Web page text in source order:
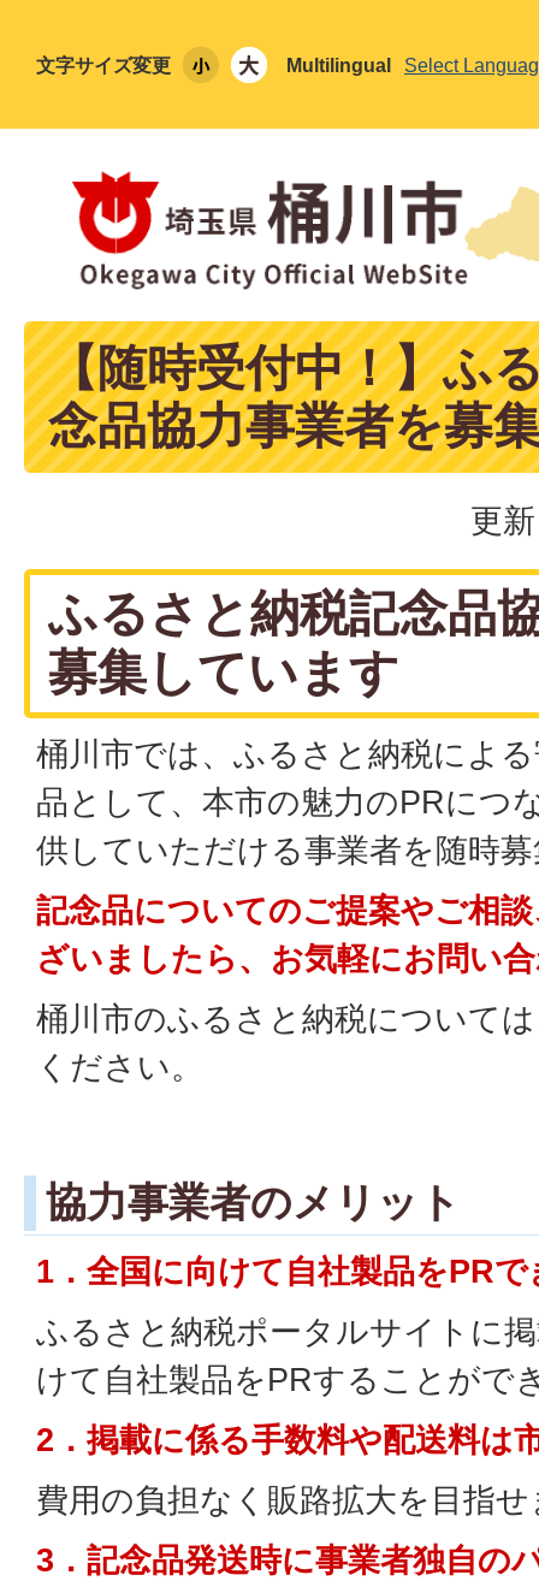
文字サイズ変更 Multilingual Select
【随時受付中！】ふ
念品協力事業者を募
更
ふるさと納税記念品
募集しています
桶川市では、ふるさと納税によ
品として、本市の魅力のPRにつ
供していただける事業者を随時
記念品についてのご提案やご相
ざいましたら、お気軽にお問い
桶川市のふるさと納税について
ください。
協力事業者のメリット
1．全国に向けて自社製品をPR
ふるさと納税ポータルサイトに
けて自社製品をPRすることがで
2．掲載に係る手数料や配送料は
費用の負担なく販路拡大を目指
3．記念品発送時に事業者独自の